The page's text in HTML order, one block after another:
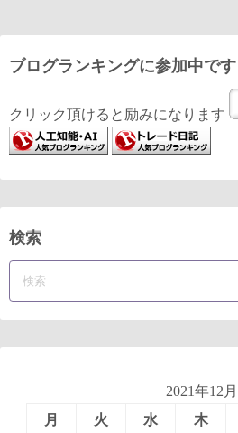
ブログランキングに参加中です
クリック頂けると励みになります
検索
2021年12月
月
火 水 木